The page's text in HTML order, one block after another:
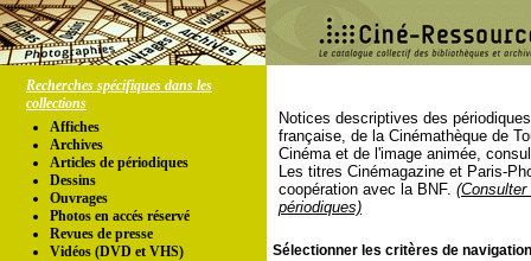
Recherches spécifiques dans les
collections
Affiches
Archives
Articles de périodiques
Dessins
Ouvrages
Photos en accés réservé
Revues de presse
Vidéos (DVD et VHS)
Notices descriptives des
française, de la Cinémathèque de
Cinéma et de l'image animée,
Les titres Cinémagazine et Paris-
coopération avec la BNF.
périodiques)
Sélectionner les critères de